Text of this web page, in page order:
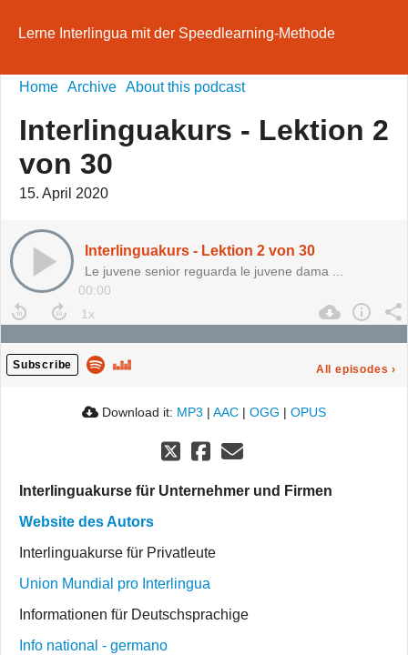
Lerne Interlingua mit der Speedlearning-Methode
Home Archive About this podcast
Interlinguakurs - Lektion 2
von 30
15. April 2020
Interlinguakurs - Lektion 2 von 30
Le juvene senior reguarda le juvene dama ...
00:00
Subscribe All episodes ›
Download it: MP3 | AAC | OGG | OPUS
Interlinguakurse für Unternehmer und Firmen
Website des Autors
Interlinguakurse für Privatleute
Union Mundial pro Interlingua
Informationen für Deutschsprachige
Info national - germano